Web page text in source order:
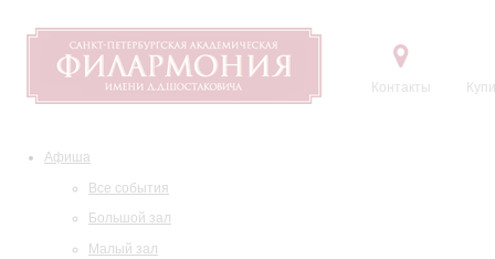
Контакты
Афиша
Все события
Большой зал
Малый зал